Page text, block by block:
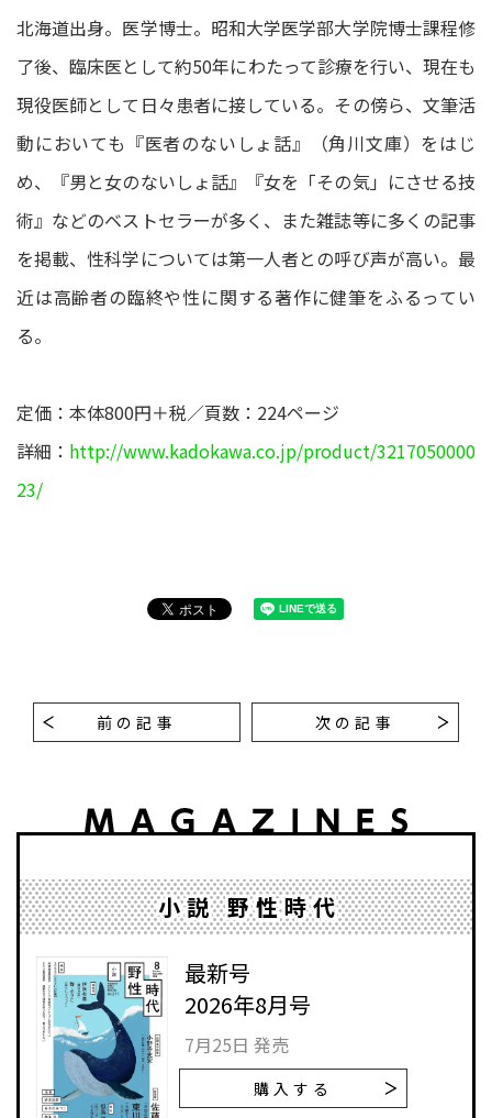
北海道出身。医学博士。昭和大学医学部大学院博士課程修
了後、臨床医として約50年にわたって診療を行い、現在も
現役医師として日々患者に接している。その傍ら、文筆活
動においても『医者のないしょ話』（角川文庫）をはじ
め、『男と女のないしょ話』『女を「その気」にさせる技
術』などのベストセラーが多く、また雑誌等に多くの記事
を掲載、性科学については第一人者との呼び声が高い。最
近は高齢者の臨終や性に関する著作に健筆をふるってい
る。
定価：本体800円＋税／頁数：224ページ
詳細： http://www.kadokawa.co.jp/product/3217050000
23/
前の記事 次の記事
小説 野性時代
最新号
2026年8月号
7月25日 発売
購入する